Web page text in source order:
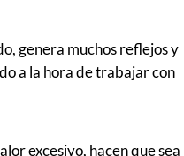
genera muchos reflejos y
a la hora de trabajar con
excesivo, hacen que sea